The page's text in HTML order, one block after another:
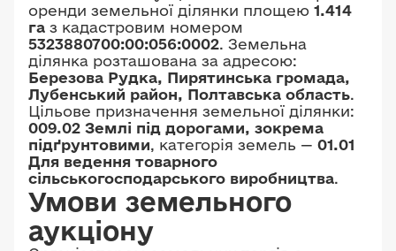
оренди земельної ділянки площею 1.414
га з кадастровим номером
5323880700:00:056:0002. Земельна
ділянка розташована за адресою:
Березова Рудка, Пирятинська громада,
Лубенський район, Полтавська область.
Цільове призначення земельної ділянки:
009.02 Землі під дорогами, зокрема
підґрунтовими, категорія земель — 01.01
Для ведення товарного
сільськогосподарського виробництва.
Умови земельного
аукціону